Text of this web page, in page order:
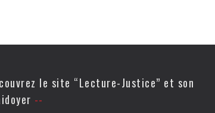
le site “Lecture-Justice” et son